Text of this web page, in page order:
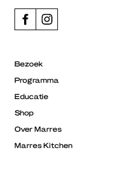
Bezoek
Programma
Educatie
Shop
Over Marres
Marres Kitchen